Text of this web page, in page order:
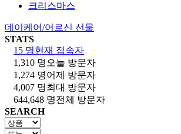
크리스마스
데이케어/어르신 선물
STATS
15 명현재 접속자
1,310 명 오늘 방문자
1,274 명어제 방문자
4,007 명최대 방문자
644,648 명전체 방문자
SEARCH